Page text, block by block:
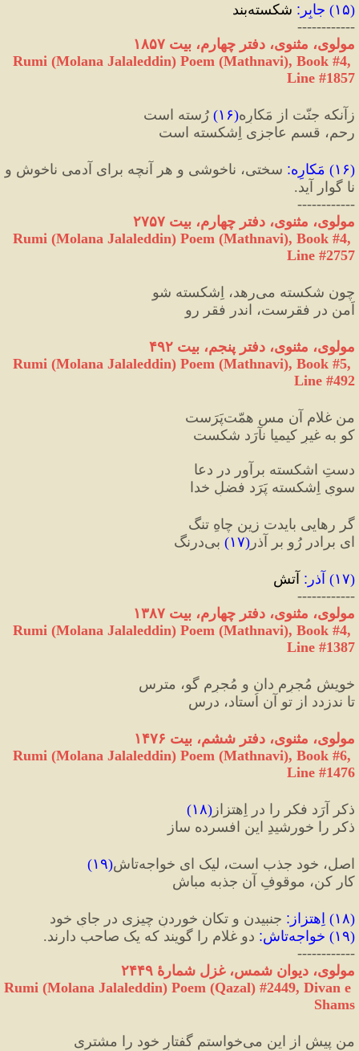
(۱۵) جابِر : شکسته‌بند
------------
مولوی، مثنوی، دفتر چهارم، بیت ۱۸۵۷
Rumi (Molana Jalaleddin) Poem (Mathnavi), Book #4,
Line #1857
زآنکه جنّت از مَکارِه(۱۶) رُسته است
رحم، قسمِ عاجزی اِشکسته است
(۱۶) مَکارِه:
نا گوار آید.
------------
مولوی، مثنوی، دفتر چهارم، بیت ۲۷۵۷
Rumi (Molana Jalaleddin) Poem (Mathnavi), Book #4,
Line #2757
چون شکسته می‌رهد، اِشکسته شو
اَمن در فقرست، اندر فقر رو
مولوی، مثنوی، دفتر پنجم، بیت ۴۹۲
Rumi (Molana Jalaleddin) Poem (Mathnavi), Book #5,
Line #492
من غلامِ آن مسِ همّت‌پَرَست
کو به غیرِ کیمیا نآرَد شکست
دستِ اشکسته برآور در دعا
سویِ اِشکسته پَرَد فضلِ خدا
گر رهایی بایدت زین چاهِ تنگ
ای برادر رُو بر آذر (۱۷) بی‌درنگ
(۱۷) آذر : آتش
------------
مولوی، مثنوی، دفتر چهارم، بیت ۱۳۸۷
Rumi (Molana Jalaleddin) Poem (Mathnavi), Book #4,
Line #1387
خویش مُجرِم دان و مُجرِم گو، مترس
تا ندزدد از تو آن اُستاد، درس
مولوی، مثنوی، دفتر ششم، بیت ۱۴۷۶
Rumi (Molana Jalaleddin) Poem (Mathnavi), Book #6,
Line #1476
ذکر آرَد فکر را در اِهتزاز (۱۸)
ذکر را خورشیدِ این افسرده ساز
اصل، خود جذب است، لیک ای خواجه‌تاش (۱۹)
کار کن، موقوفِ آن جذبه مباش
(۱۸) اِهتزاز : جنبیدن و تکان خوردنِ چیزی در جایِ خود
(۱۹) خواجه‌تاش : دو غلام را گویند که یک صاحب دارند.
------------
مولوی، دیوان شمس، غزل شمارهٔ ۲۴۴۹
Rumi (Molana Jalaleddin) Poem (Qazal) #2449, Divan e
Shams
من پیش از این می‌خواستم گفتارِ خود را مشتری